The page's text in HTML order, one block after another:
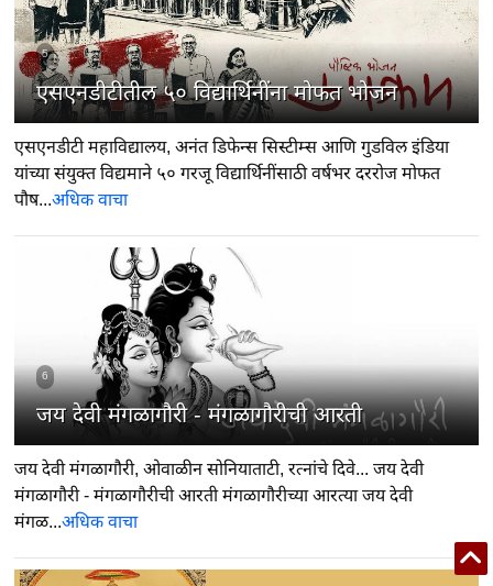
5
एसएनडीटीतील ५० विद्यार्थिनींना मोफत भोजन
एसएनडीटी महाविद्यालय, अनंत डिफेन्स सिस्टीम्स आणि गुडविल इंडिया
यांच्या संयुक्त विद्यमाने ५० गरजू विद्यार्थिनींसाठी वर्षभर दररोज मोफत
पौष...अधिक वाचा
6
जय देवी मंगळागौरी - मंगळागौरीची आरती
जय देवी मंगळागौरी, ओवाळीन सोनियाताटी, रत्नांचे दिवे... जय देवी
मंगळागौरी - मंगळागौरीची आरती मंगळागौरीच्या आरत्या जय देवी
मंगळ...अधिक वाचा